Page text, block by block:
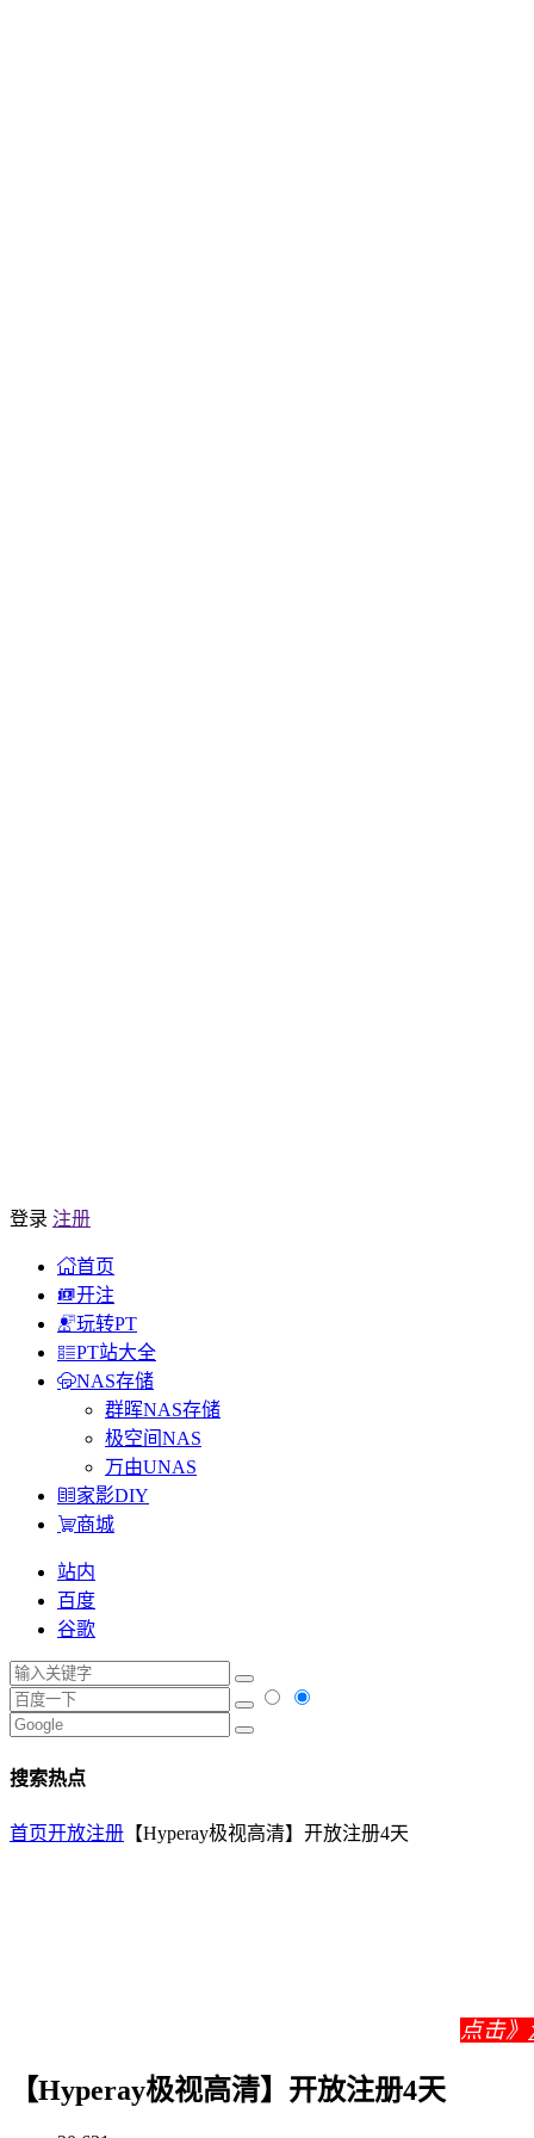
登录 注册
首页
开注
玩转PT
PT站大全
NAS存储
群晖NAS存储
极空间NAS
万由UNAS
家影DIY
商城
站内
百度
谷歌
搜索热点
首页开放注册 【Hyperay极视高清】开放注册4天
点击》
【Hyperay极视高清】开放注册4天